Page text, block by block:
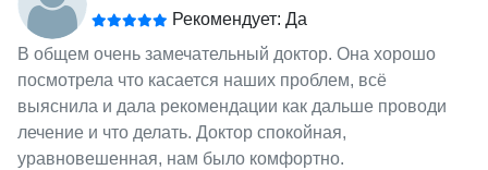
Рекомендует: Да
В общем очень замечательный доктор. Она хорошо
посмотрела что касается наших проблем, всё
выяснила и дала рекомендации как дальше проводи
лечение и что делать. Доктор спокойная,
уравновешенная, нам было комфортно.